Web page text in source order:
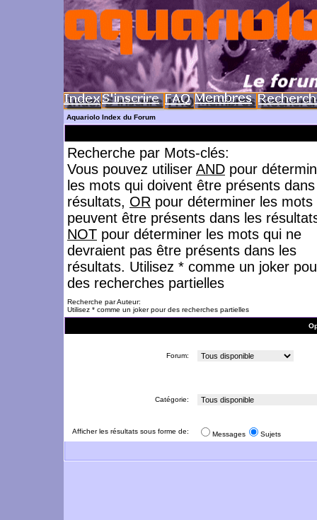
Aquariolo Index du Forum
Recherche par Mots-clés:
Vous pouvez utiliser AND pour
les mots qui doivent être présents
résultats, OR pour déterminer les mots
peuvent être présents dans les
NOT pour déterminer les mots qui ne
devraient pas être présents dans les
résultats. Utilisez * comme un joker
des recherches partielles
Recherche par Auteur:
Utilisez * comme un joker pour des recherches partielles
Forum:
Catégorie:
Afficher les résultats sous forme de: Messages Sujets